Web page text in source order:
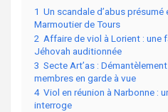
1 Un scandale d’abus présumé
Marmoutier de Tours
2 Affaire de viol à Lorient : une
Jéhovah auditionnée
3 Secte Art’as :
membres en garde à vue
4 Viol en réunion à Narbonne :
interroge